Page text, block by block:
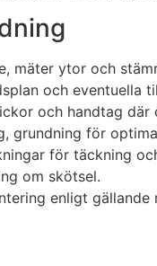
mäter ytor och
och eventuella
och handtag där
grundning för
för täckning
om skötsel.
enligt gällande